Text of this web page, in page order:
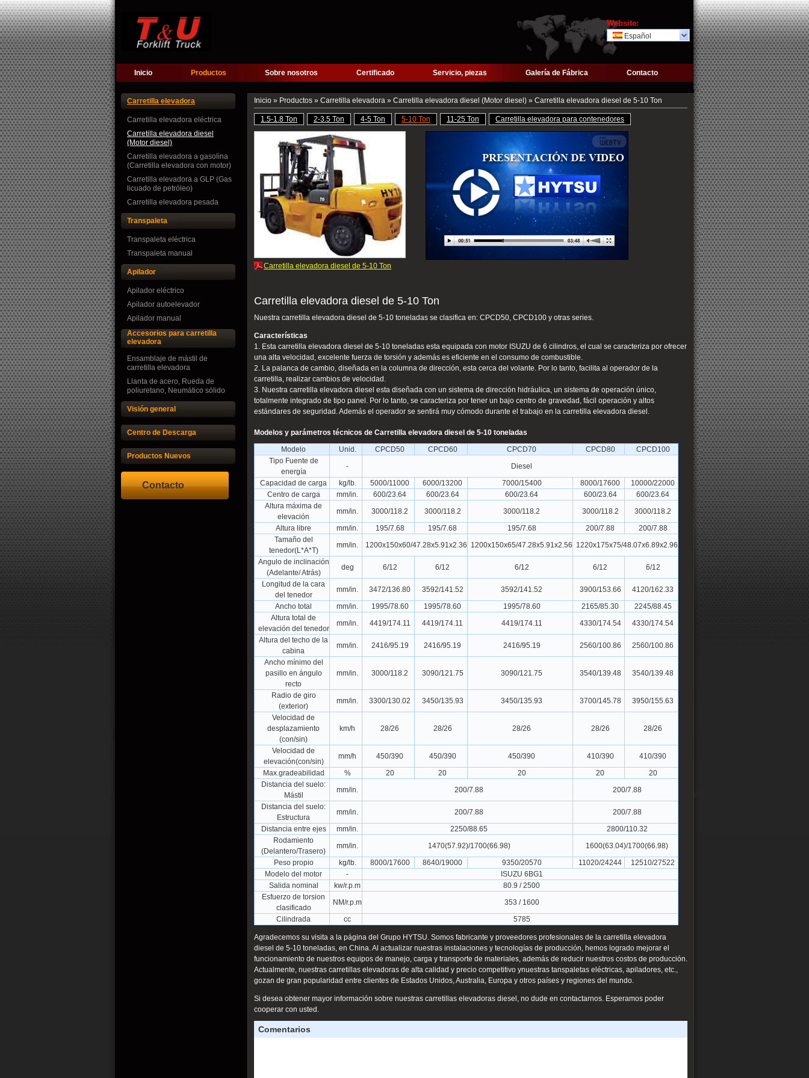
Website:
Español
Inicio Productos Sobre nosotros Certificado Servicio, piezas Galería de Fábrica Contacto
Carretilla elevadora
Carretilla elevadora eléctrica
Carretilla elevadora diesel
(Motor diesel)
Carretilla elevadora a gasolina
(Carretilla elevadora con motor)
Carretilla elevadora a GLP (Gas
licuado de petróleo)
Carretilla elevadora pesada
Transpaleta
Transpaleta eléctrica
Transpaleta manual
Apilador
Apilador eléctrico
Apilador autoelevador
Apilador manual
Accesorios para carretilla
elevadora
Ensamblaje de mástil de
carretilla elevadora
Llanta de acero, Rueda de
poliuretano, Neumático sólido
Visión general
Centro de Descarga
Productos Nuevos
Contacto
Inicio » Productos » Carretilla elevadora » Carretilla elevadora diesel (Motor diesel) » Carretilla elevadora diesel de 5-10 Ton
1.5-1.8 Ton 2-3.5 Ton 4-5 Ton 5-10 Ton 11-25 Ton Carretilla elevadora para contenedores
Carretilla elevadora diesel de 5-10 Ton
Carretilla elevadora diesel de 5-10 Ton
Nuestra carretilla elevadora diesel de 5-10 toneladas se clasifica en: CPCD50, CPCD100 y otras series.
Características
1. Esta carretilla elevadora diesel de 5-10 toneladas esta equipada con motor ISUZU de 6 cilindros, el cual se caracteriza por ofrecer
una alta velocidad, excelente fuerza de torsión y además es eficiente en el consumo de combustible.
2. La palanca de cambio, diseñada en la columna de dirección, esta cerca del volante. Por lo tanto, facilita al operador de la
carretilla, realizar cambios de velocidad.
3. Nuestra carretilla elevadora diesel esta diseñada con un sistema de dirección hidráulica, un sistema de operación único,
totalmente integrado de tipo panel. Por lo tanto, se caracteriza por tener un bajo centro de gravedad, fácil operación y altos
estándares de seguridad. Además el operador se sentirá muy cómodo durante el trabajo en la carretilla elevadora diesel.
Modelos y parámetros técnicos de Carretilla elevadora diesel de 5-10 toneladas
Modelo
Unid. CPCD50 CPCD60 CPCD70 CPCD80
CPCD100
Tipo Fuente de
energía
-
Diesel
Capacidad de carga
kg/lb. 5000/11000 6000/13200 7000/15400 8000/17600
10000/22000
Centro de carga
mm/in. 600/23.64 600/23.64 600/23.64 600/23.64
600/23.64
Altura máxima de
elevación
mm/in. 3000/118.2 3000/118.2 3000/118.2 3000/118.2
3000/118.2
Altura libre
mm/in. 195/7.68 195/7.68 195/7.68 200/7.88
200/7.88
Tamaño del
tenedor(L*A*T)
mm/in. 1200x150x60/47.28x5.91x2.36 1200x150x65/47.28x5.91x2.56 1220x175x75/48.07x6.89x2.96
Angulo de inclinación
(Adelante/ Atrás)
deg 6/12 6/12 6/12 6/12
6/12
Longitud de la cara
del tenedor
mm/in. 3472/136.80 3592/141.52 3592/141.52 3900/153.66
4120/162.33
Ancho total
mm/in. 1995/78.60 1995/78.60 1995/78.60 2165/85.30
2245/88.45
Altura total de
elevación del tenedor
mm/in. 4419/174.11 4419/174.11 4419/174.11 4330/174.54
4330/174.54
Altura del techo de la
cabina
mm/in. 2416/95.19 2416/95.19 2416/95.19 2560/100.86
2560/100.86
Ancho mínimo del
pasillo en ángulo
recto
mm/in. 3000/118.2 3090/121.75 3090/121.75 3540/139.48 3540/139.48
Radio de giro
(exterior)
mm/in. 3300/130.02 3450/135.93 3450/135.93 3700/145.78
3950/155.63
Velocidad de
desplazamiento
(con/sin)
km/h 28/26 28/26 28/26 28/26 28/26
Velocidad de
elevación(con/sin)
mm/h 450/390 450/390 450/390 410/390
410/390
Max.gradeabilidad
% 20 20 20 20
20
Distancia del suelo:
Mástil
mm/in. 200/7.88
200/7.88
Distancia del suelo:
Estructura
mm/in. 200/7.88
200/7.88
Distancia entre ejes
mm/in. 2250/88.65
2800/110.32
Rodamiento
(Delantero/Trasero)
mm/in. 1470(57.92)/1700(66.98)
1600(63.04)/1700(66.98)
Peso propio
kg/lb. 8000/17600 8640/19000 9350/20570 11020/24244
12510/27522
Modelo del motor
-
ISUZU 6BG1
Salida nominal
kw/r.p.m
80.9 / 2500
Esfuerzo de torsion
clasificado
NM/r.p.m
353 / 1600
Cilindrada
cc 5785
Agradecemos su visita a la página del Grupo HYTSU. Somos fabricante y proveedores profesionales de la carretilla elevadora
diesel de 5-10 toneladas, en China. Al actualizar nuestras instalaciones y tecnologías de producción, hemos logrado mejorar el
funcionamiento de nuestros equipos de manejo, carga y transporte de materiales, además de reducir nuestros costos de producción.
Actualmente, nuestras carretillas elevadoras de alta calidad y precio competitivo ynuestras tanspaletas eléctricas, apiladores, etc.,
gozan de gran popularidad entre clientes de Estados Unidos, Australia, Europa y otros países y regiones del mundo.
Si desea obtener mayor información sobre nuestras carretillas elevadoras diesel, no dude en contactarnos. Esperamos poder
cooperar con usted.
Comentarios